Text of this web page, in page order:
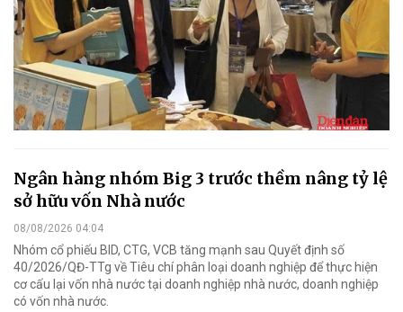
Ngân hàng nhóm Big 3 trước thềm nâng tỷ lệ
sở hữu vốn Nhà nước
08/08/2026 04:04
Nhóm cổ phiếu BID, CTG, VCB tăng mạnh sau Quyết định số
40/2026/QĐ-TTg về Tiêu chí phân loại doanh nghiệp để thực hiện
cơ cấu lại vốn nhà nước tại doanh nghiệp nhà nước, doanh nghiệp
có vốn nhà nước.